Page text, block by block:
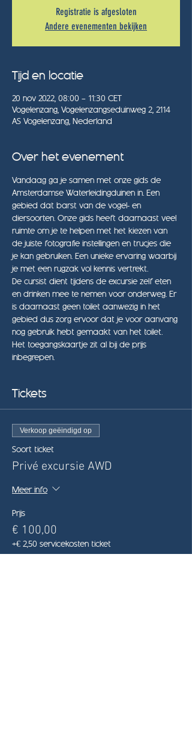
Registratie is afgesloten
Andere evenementen bekijken
Tijd en locatie
20 nov 2022, 08:00 – 11:30 CET
Vogelenzang, Vogelenzangseduinweg 2, 2114
AS Vogelenzang, Nederland
Over het evenement
Vandaag ga je samen met onze gids de
Amsterdamse Waterleidingduinen in. Een
gebied dat barst van de vogel- en
diersoorten. Onze gids heeft daarnaast veel
ruimte om je te helpen met het kiezen van
de juiste fotografie instellingen en trucjes die
je kan gebruiken. Een unieke ervaring waarbij
je met een rugzak vol kennis vertrekt.
De cursist dient tijdens de excursie zelf eten
en drinken mee te nemen voor onderweg. Er
is daarnaast geen toilet aanwezig in het
gebied dus zorg ervoor dat je voor aanvang
nog gebruik hebt gemaakt van het toilet.
Het toegangskaartje zit al bij de prijs
inbegrepen.
Tickets
Verkoop geëindigd op
Soort ticket
Privé excursie AWD
Meer info
Prijs
€ 100,00
+€ 2,50 servicekosten ticket